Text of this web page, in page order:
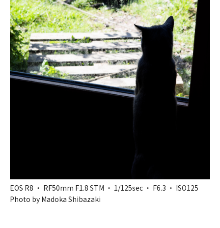
EOS R8 ・ RF50mm F1.8 STM ・ 1/125sec ・ F6.3 ・ ISO125
Photo by Madoka Shibazaki